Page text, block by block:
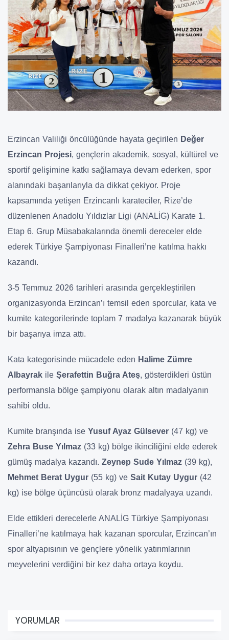
Erzincan Valiliği öncülüğünde hayata geçirilen Değer
Erzincan Projesi, gençlerin akademik, sosyal, kültürel ve
sportif gelişimine katkı sağlamaya devam ederken, spor
alanındaki başarılarıyla da dikkat çekiyor. Proje
kapsamında yetişen Erzincanlı karateciler, Rize’de
düzenlenen Anadolu Yıldızlar Ligi (ANALİG) Karate 1.
Etap 6. Grup Müsabakalarında önemli dereceler elde
ederek Türkiye Şampiyonası Finalleri’ne katılma hakkı
kazandı.
3-5 Temmuz 2026 tarihleri arasında gerçekleştirilen
organizasyonda Erzincan’ı temsil eden sporcular, kata ve
kumite kategorilerinde toplam 7 madalya kazanarak büyük
bir başarıya imza attı.
Kata kategorisinde mücadele eden Halime Zümre
Albayrak ile Şerafettin Buğra Ateş, gösterdikleri üstün
performansla bölge şampiyonu olarak altın madalyanın
sahibi oldu.
Kumite branşında ise Yusuf Ayaz Gülsever (47 kg) ve
Zehra Buse Yılmaz (33 kg) bölge ikinciliğini elde ederek
gümüş madalya kazandı. Zeynep Sude Yılmaz (39 kg),
Mehmet Berat Uygur (55 kg) ve Sait Kutay Uygur (42
kg) ise bölge üçüncüsü olarak bronz madalyaya uzandı.
Elde ettikleri derecelerle ANALİG Türkiye Şampiyonası
Finalleri’ne katılmaya hak kazanan sporcular, Erzincan’ın
spor altyapısının ve gençlere yönelik yatırımlarının
meyvelerini verdiğini bir kez daha ortaya koydu.
YORUMLAR